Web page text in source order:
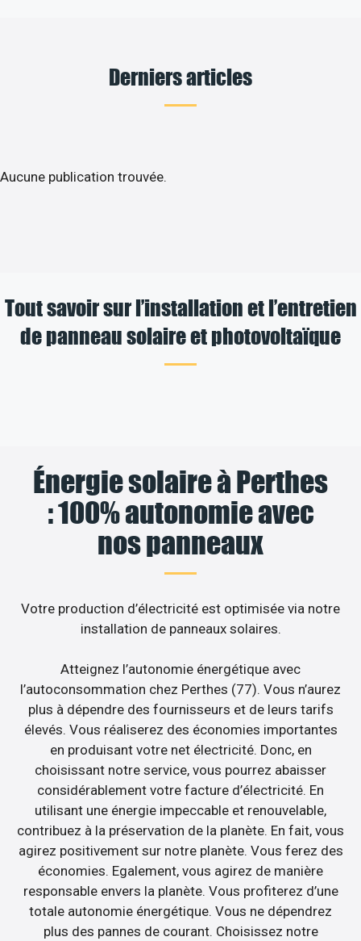
Derniers articles
Aucune publication trouvée.
Tout savoir sur l’installation et l’entretien
de panneau solaire et photovoltaïque
Énergie solaire à Perthes
: 100% autonomie avec
nos panneaux
Votre production d’électricité est optimisée via notre
installation de panneaux solaires.
Atteignez l’autonomie énergétique avec
l’autoconsommation chez Perthes (77). Vous n’aurez
plus à dépendre des fournisseurs et de leurs tarifs
élevés. Vous réaliserez des économies importantes
en produisant votre net électricité. Donc, en
choisissant notre service, vous pourrez abaisser
considérablement votre facture d’électricité. En
utilisant une énergie impeccable et renouvelable,
contribuez à la préservation de la planète. En fait, vous
agirez positivement sur notre planète. Vous ferez des
économies. Egalement, vous agirez de manière
responsable envers la planète. Vous profiterez d’une
totale autonomie énergétique. Vous ne dépendrez
plus des pannes de courant. Choisissez notre